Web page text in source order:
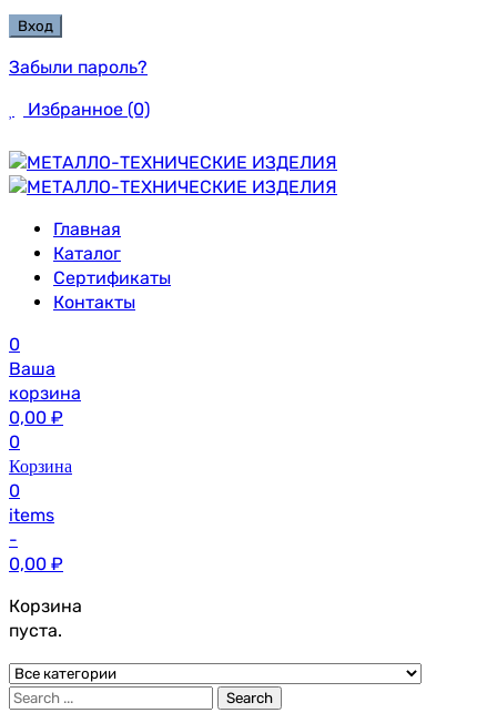
Забыли пароль?
Избранное (0)
Главная
Каталог
Сертификаты
Контакты
0
Ваша
корзина
0,00 ₽
0
Корзина
0
items
-
0,00 ₽
Корзина
пуста.
Search